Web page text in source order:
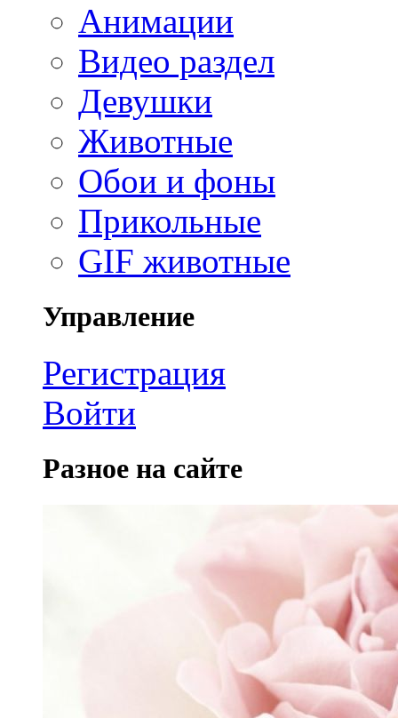
Анимации
Видео раздел
Девушки
Животные
Обои и фоны
Прикольные
GIF животные
Управление
Регистрация
Войти
Разное на сайте